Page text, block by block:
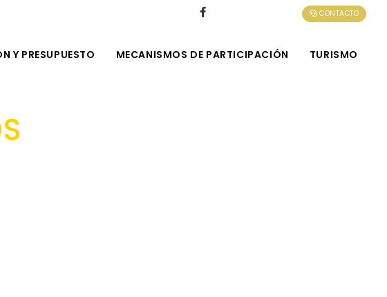
CONTACTO
Y PRESUPUESTO MECANISMOS DE PARTICIPACIÓN TURISMO